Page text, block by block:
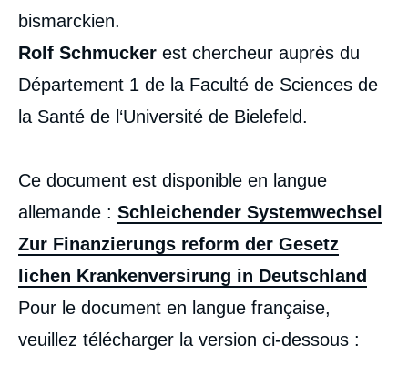
bismarckien.
Rolf Schmucker est chercheur auprès du
Département 1 de la Faculté de Sciences de
la Santé de l‘Université de Bielefeld.
Ce document est disponible en langue
allemande : Schleichender Systemwechsel
Zur Finanzierungs reform der Gesetz
lichen Krankenversirung in Deutschland
Pour le document en langue française,
veuillez télécharger la version ci-dessous :